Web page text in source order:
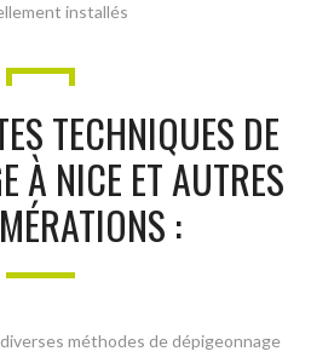
installés
TECHNIQUES DE
À NICE ET AUTRES
:
méthodes de dépigeonnage